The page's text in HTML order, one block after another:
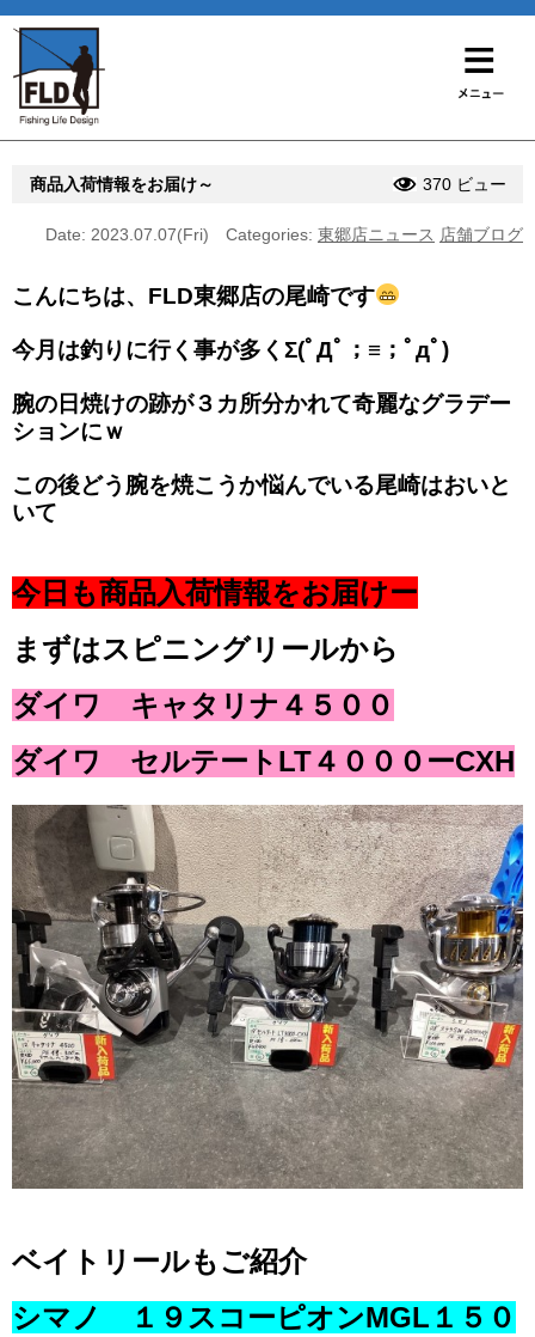
商品入荷情報をお届け～ 370 ビュー
Date: 2023.07.07(Fri) Categories: 東郷店ニュース 店舗ブログ
こんにちは、FLD東郷店の尾崎です
今月は釣りに行く事が多くΣ(ﾟДﾟ；≡；ﾟдﾟ)
腕の日焼けの跡が３カ所分かれて奇麗なグラデー
ションにｗ
この後どう腕を焼こうか悩んでいる尾崎はおいと
いて
今日も商品入荷情報をお届けー
まずはスピニングリールから
ダイワ キャタリナ４５００
ダイワ セルテートLT４０００ーCXH
ベイトリールもご紹介
シマノ １９スコーピオンMGL１５０